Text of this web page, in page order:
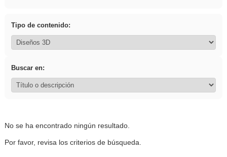
Tipo de contenido:
Buscar en:
No se ha encontrado ningún resultado.
Por favor, revisa los criterios de búsqueda.